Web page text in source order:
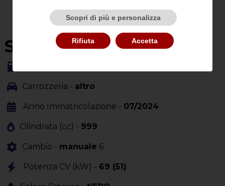
SU QUEST'AUTO
Carrozzeria - altro
Anno Immatricolazione - 07/2024
Cilindrata (cc) - 999
Cambio - manuale 6
Potenza CV (kW) - 69 (51)
Scopri di più e personalizza
Rifiuta Accetta